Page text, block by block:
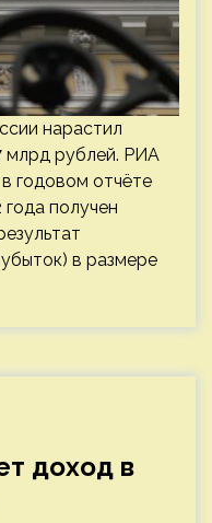
нарастил
млрд рублей. РИА
годовом отчёте
получен
в размере
доход в